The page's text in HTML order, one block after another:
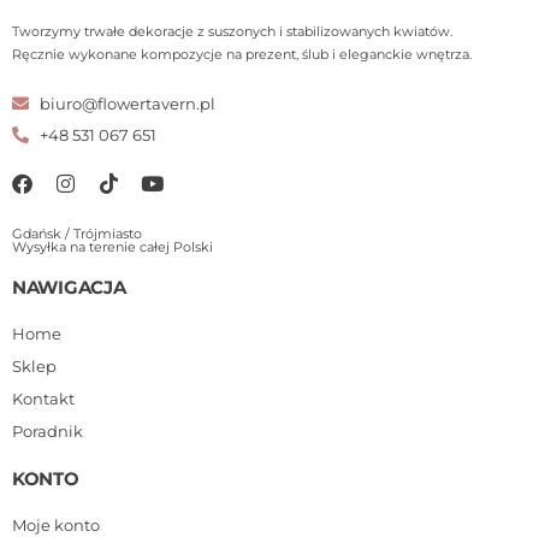
Tworzymy trwałe dekoracje z suszonych i stabilizowanych kwiatów.
Ręcznie wykonane kompozycje na prezent, ślub i eleganckie wnętrza.
biuro@flowertavern.pl
+48 531 067 651
Gdańsk / Trójmiasto
Wysyłka na terenie całej Polski
NAWIGACJA
Home
Sklep
Kontakt
Poradnik
KONTO
Moje konto